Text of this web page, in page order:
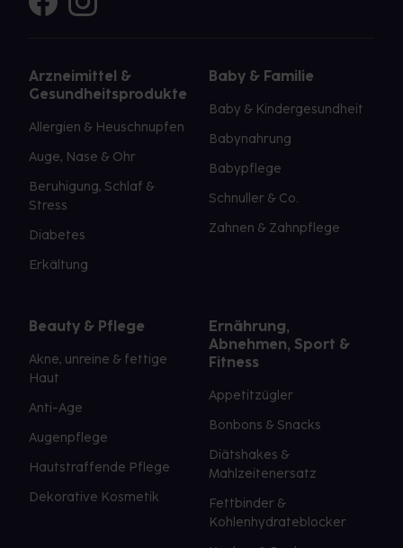
Arzneimittel &
Gesundheitsprodukte
Allergien & Heuschnupfen
Auge, Nase & Ohr
Beruhigung, Schlaf &
Stress
Diabetes
Erkältung
Baby & Familie
Baby & Kindergesundheit
Babynahrung
Babypflege
Schnuller & Co.
Zahnen & Zahnpflege
Beauty & Pflege
Akne, unreine & fettige
Haut
Anti-Age
Augenpflege
Hautstraffende Pflege
Dekorative Kosmetik
Ernährung,
Abnehmen, Sport &
Fitness
Appetitzügler
Bonbons & Snacks
Diätshakes &
Mahlzeitenersatz
Fettbinder &
Kohlenhydrateblocker